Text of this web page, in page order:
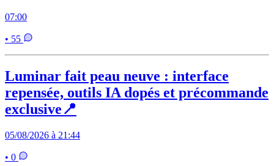
07:00
• 55
Luminar fait peau neuve : interface
repensée, outils IA dopés et précommande
exclusive📍
05/08/2026 à 21:44
• 0